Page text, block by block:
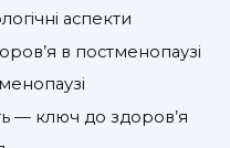
аспекти
в постменопаузі
— ключ до здоров’я